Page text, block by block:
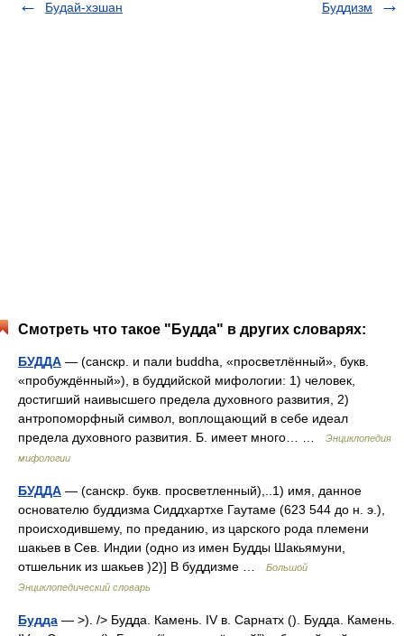
Будай-хэшан Буддизм
Смотреть что такое "Будда" в других словарях:
БУДДА — (санскр. и пали buddha, «просветлённый», букв.
«пробуждённый»), в буддийской мифологии: 1) человек,
достигший наивысшего предела духовного развития, 2)
антропоморфный символ, воплощающий в себе идеал
предела духовного развития. Б. имеет много… …
Энциклопедия
мифологии
БУДДА — (санскр. букв. просветленный),..1) имя, данное
основателю буддизма Сиддхартхе Гаутаме (623 544 до н. э.),
происходившему, по преданию, из царского рода племени
шакьев в Сев. Индии (одно из имен Будды Шакьямуни,
отшельник из шакьев )2)] В буддизме …
Большой
Энциклопедический словарь
Будда — >). /> Будда. Камень. IV в. Сарнатх (). Будда. Камень.